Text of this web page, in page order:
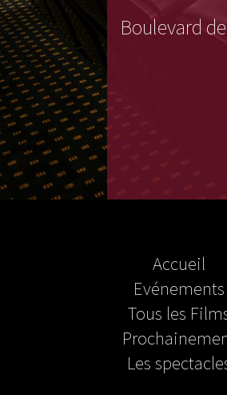
Boulevard
Accueil
Evénements
Tous les
Les